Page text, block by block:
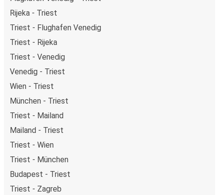
Rijeka - Triest
Triest - Flughafen Venedig
Triest - Rijeka
Triest - Venedig
Venedig - Triest
Wien - Triest
München - Triest
Triest - Mailand
Mailand - Triest
Triest - Wien
Triest - München
Budapest - Triest
Triest - Zagreb